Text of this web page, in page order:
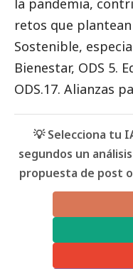
la pandemia,
retos que
Sostenible,
Bienestar, ODS 5.
ODS.17. Alianzas
💡 Selecciona tu
segundos un
propuesta de post